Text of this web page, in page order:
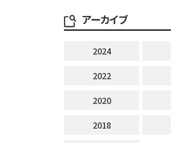
アーカイブ
2024
2022
2020
2018